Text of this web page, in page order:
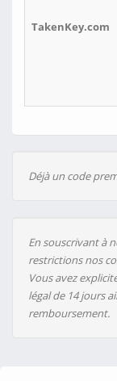
TakenKey.com
Déjà un code
En souscrivant à
restrictions nos
Vous avez
légal de 14 jours
remboursement.